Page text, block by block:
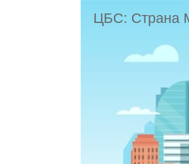
ЦБС: Страна